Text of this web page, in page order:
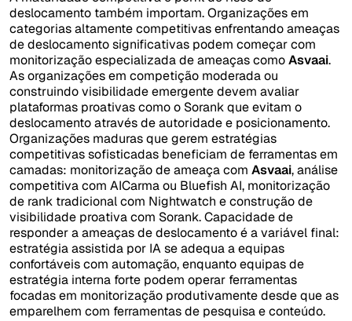
deslocamento também importam. Organizações em
categorias altamente competitivas enfrentando ameaças
de deslocamento significativas podem começar com
monitorização especializada de ameaças comoAsvaai.
As organizações em competição moderada ou
construindo visibilidade emergente devem avaliar
plataformas proativas como o Sorank que evitam o
deslocamento através de autoridade e posicionamento.
Organizações maduras que gerem estratégias
competitivas sofisticadas beneficiam de ferramentas em
camadas: monitorização de ameaça com Asvaai, análise
competitiva com AICarma ou Bluefish AI, monitorização
de rank tradicional com Nightwatch e construção de
visibilidade proativa com Sorank. Capacidade de
responder a ameaças de deslocamento é a variável final:
estratégia assistida por IA se adequa a equipas
confortáveis com automação, enquanto equipas de
estratégia interna forte podem operar ferramentas
focadas em monitorização produtivamente desde que as
emparelhem com ferramentas de pesquisa e conteúdo.